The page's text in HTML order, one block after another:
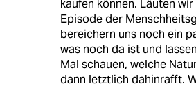
kaufen können. Läuten
Episode der
bereichern uns noch ein
was noch da ist und
Mal schauen, welche
dann letztlich dahinrafft.